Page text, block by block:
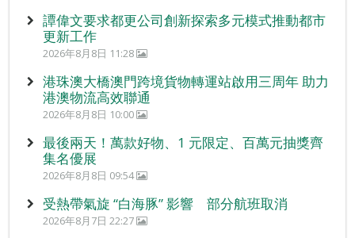
譚偉文要求都更公司創新探索多元模式推動都市
更新工作
2026年8月8日 11:28
港珠澳大橋澳門跨境貨物轉運站啟用三周年 助力
港澳物流高效聯通
2026年8月8日 10:00
最後兩天！萬款好物、1 元限定、百萬元抽獎齊
集名優展
2026年8月8日 09:54
受熱帶氣旋 “白海豚” 影響 部分航班取消
2026年8月7日 22:27